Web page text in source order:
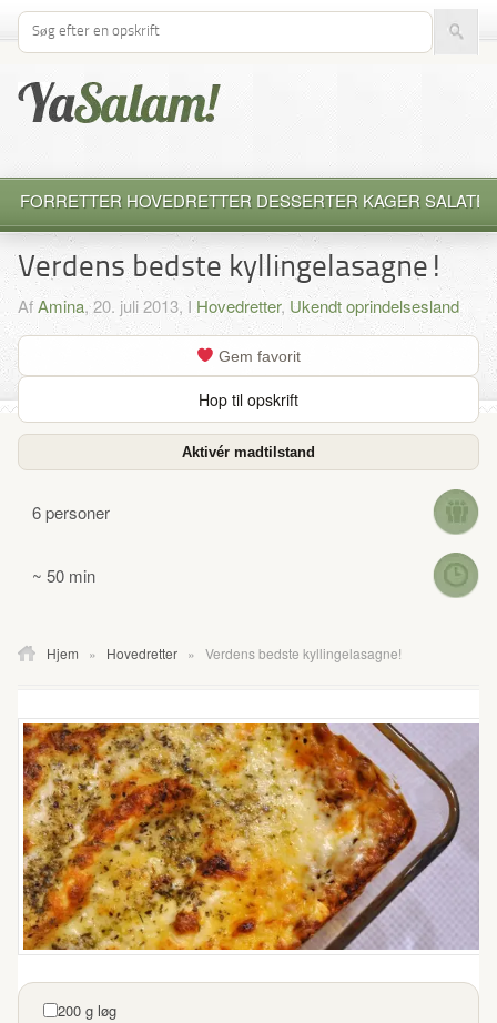
Søg efter opskrift
FORRETTER HOVEDRETTER DESSERTER KAGER
Verdens bedste kyllingelasagne!
AfAmina, 20. juli 2013, I Hovedretter, Ukendt oprindelsesland
Gem favorit
Hop til opskrift
Aktivér madtilstand
6 personer
~ 50 min
Hjem » Hovedretter » Verdens bedste kyllingelasagne!
200 g løg